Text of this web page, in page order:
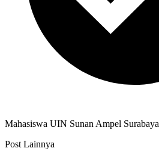
Mahasiswa UIN Sunan Ampel Surabaya
Post Lainnya